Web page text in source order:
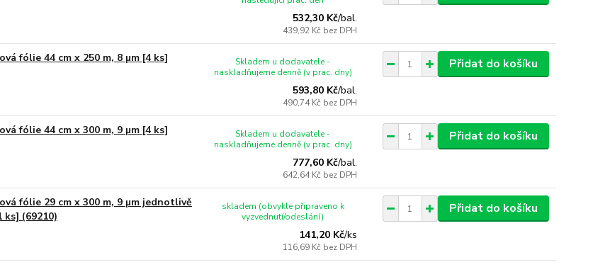
532,30 Kč/bal.
439,92 Kč bez DPH
fólie 44 cm x 250 m, 8 µm [4 ks]
593,80 Kč/bal.
490,74 Kč bez DPH
Skladem u dodavatele -
naskladňujeme denně (v prac. dny)
Přidat do košíku
fólie 44 cm x 300 m, 9 µm [4 ks]
777,60 Kč/bal.
642,64 Kč bez DPH
Skladem u dodavatele -
naskladňujeme denně (v prac. dny)
Přidat do košíku
fólie 29 cm x 300 m, 9 µm jednotlivě
ks] (69210)
141,20 Kč/ks
116,69 Kč bez DPH
skladem (obvykle připraveno k
vyzvednutí/odeslání)
Přidat do košíku